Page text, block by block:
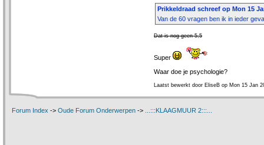
Prikkeldraad schreef op Mon 15
Van de 60 vragen ben ik in ieder
Dat is nog geen 5,5
Super
Waar doe je psychologie?
Laatst bewerkt door EliseB op Mon 15 Jan
Forum Index -> Oude Forum Onderwerpen -> ...:::KLAAGMUUR 2:::...